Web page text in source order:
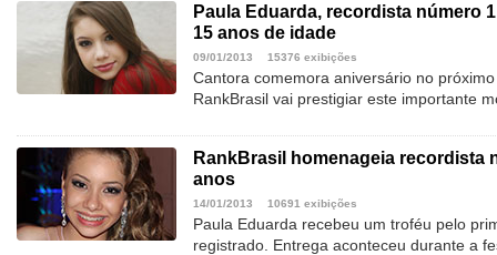
Paula Eduarda, recordista número
15 anos de idade
09/01/2013 15376 exibições
Cantora comemora aniversário no
RankBrasil vai prestigiar este importante
RankBrasil homenageia recordista
anos
14/01/2013 10691 exibições
Paula Eduarda recebeu um troféu pelo
registrado. Entrega aconteceu durante a